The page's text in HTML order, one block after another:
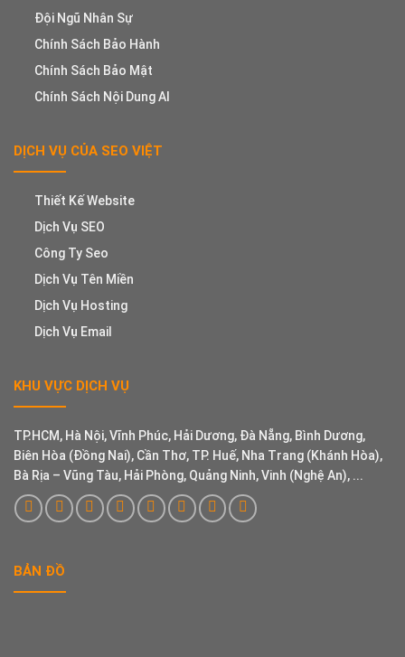
Đội Ngũ Nhân Sự
Chính Sách Bảo Hành
Chính Sách Bảo Mật
Chính Sách Nội Dung AI
DỊCH VỤ CỦA SEO VIỆT
Thiết Kế Website
Dịch Vụ SEO
Công Ty Seo
Dịch Vụ Tên Miền
Dịch Vụ Hosting
Dịch Vụ Email
KHU VỰC DỊCH VỤ
TP.HCM, Hà Nội, Vĩnh Phúc, Hải Dương, Đà Nẵng, Bình Dương,
Biên Hòa (Đồng Nai), Cần Thơ, TP. Huế, Nha Trang (Khánh Hòa),
Bà Rịa – Vũng Tàu, Hải Phòng, Quảng Ninh, Vinh (Nghệ An), ...
BẢN ĐỒ